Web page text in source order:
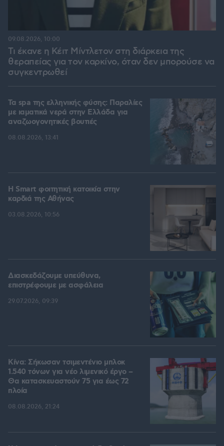
Τι έκανε η Κέιτ Μίντλετον στη διάρκεια της
θεραπείας για τον καρκίνο, όταν δεν μπορούσε να
συγκεντρωθεί
09.08.2026, 10:00
Τα spa της ελληνικής φύσης: Παραλίες
με ιαματικά νερά στην Ελλάδα για
αναζωογονητικές βουτιές
08.08.2026, 13:41
Η Smart φοιτητική κατοικία στην
καρδιά της Αθήνας
03.08.2026, 10:56
Διασκεδάζουμε υπεύθυνα,
επιστρέφουμε με ασφάλεια
29.07.2026, 09:39
Κίνα: Σήκωσαν τσιμεντένιο μπλοκ
1.540 τόνων για νέο λιμενικό έργο –
Θα κατασκευαστούν 75 για έως 72
πλοία
08.08.2026, 21:24